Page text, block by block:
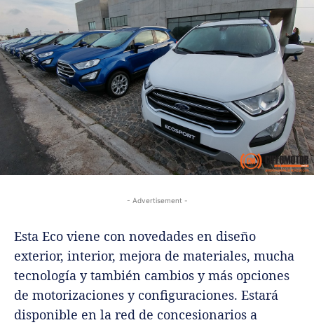
- Advertisement -
Esta Eco viene con novedades en diseño
exterior, interior, mejora de materiales, mucha
tecnología y también cambios y más opciones
de motorizaciones y configuraciones. Estará
disponible en la red de concesionarios a